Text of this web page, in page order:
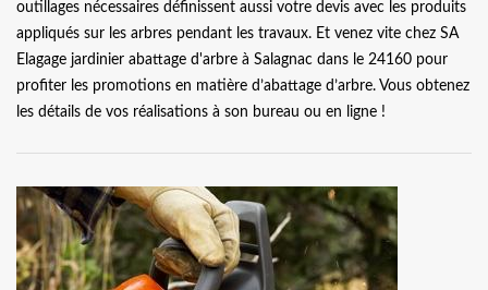
outillages nécessaires définissent aussi votre devis avec les produits
appliqués sur les arbres pendant les travaux. Et venez vite chez SA
Elagage jardinier abattage d'arbre à Salagnac dans le 24160 pour
profiter les promotions en matière d’abattage d’arbre. Vous obtenez
les détails de vos réalisations à son bureau ou en ligne !